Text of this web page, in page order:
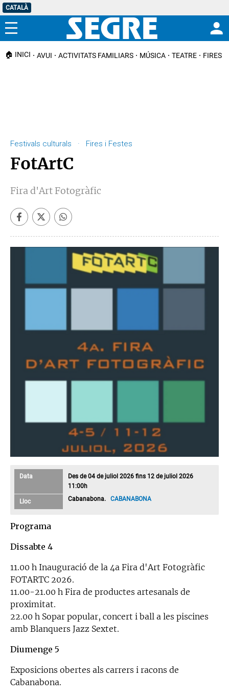
CATALÀ
Menú
🏠 INICI AVUI ACTIVITATS FAMILIARS MÚSICA TEATRE FIRES I
Festivals culturals · Fires i Festes
FotArtC
Fira d'Art Fotogràfic
Data
Des de 04 de juliol 2026 fins 12 de juliol 2026
11:00h
Lloc Cabanabona.CABANABONA
Programa
Dissabte 4
11.00 h Inauguració de la 4a Fira d'Art Fotogràfic
FOTARTC 2026.
11.00-21.00 h Fira de productes artesanals de
proximitat.
22.00 h Sopar popular, concert i ball a les piscines
amb Blanquers Jazz Sextet.
Diumenge 5
Exposicions obertes als carrers i racons de
Cabanabona.